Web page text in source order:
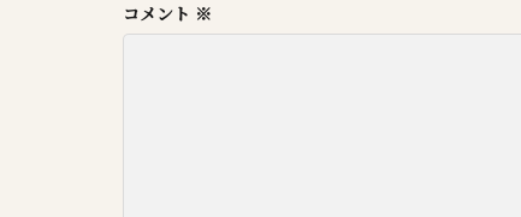
コメント ※